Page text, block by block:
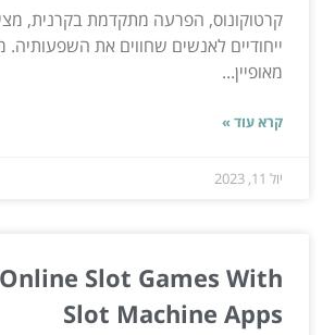
קרטוקונוס, הפרעה מתקדמת בקרנית,
ייחודיים לאנשים שחווים את השפעותיה.
מאופיין...
קרא עוד »
יול 11, 2023
Slot Games With
Slot Machine Apps